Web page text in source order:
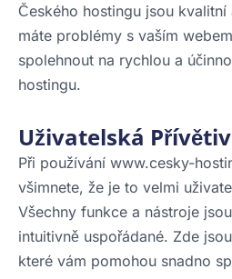
Českého hostingu jsou
máte problémy s vaším
spolehnout na rychlou a
hostingu.
Uživatelská
Při používání www.cesky-
všimnete, že je to velmi
Všechny funkce a nástroje
intuitivně uspořádané. Zde
které vám pomohou snadno